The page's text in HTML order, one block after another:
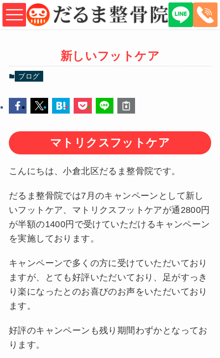
新しいフットケア
ブログ
マトリクスフットケア
こんにちは、小倉北区だるま整骨院です。
だるま整骨院では7月のキャンペーンとして新し
いフットケア、マトリクスフットケアが通2800円
が半額の1400円で受けていただけるキャンペーン
を実施しております。
キャンペーンで多くの方に受けていただいており
ますが、とても好評いただいており、足がすっき
り楽になったとのお喜びのお声をいただいており
ます。
好評のキャンペーンも残り期間わずかとなってお
ります。